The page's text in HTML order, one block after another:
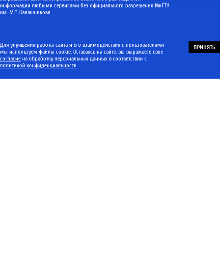
информации любыми сервисами без официального разрешения ИжГТУ
им. М.Т. Калашникова
Для улучшения работы сайта и его взаимодействия с пользователями
мы используем файлы cookie. Оставаясь на сайте, вы выражаете свое
согласие на обработку персональных данных в соответствии с
политикой конфиденциальности.
ПРИНЯТЬ